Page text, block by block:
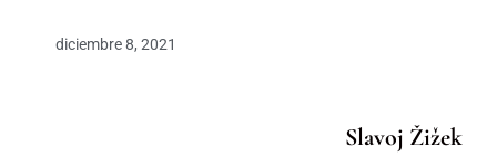
diciembre 8, 2021
Slavoj Žižek